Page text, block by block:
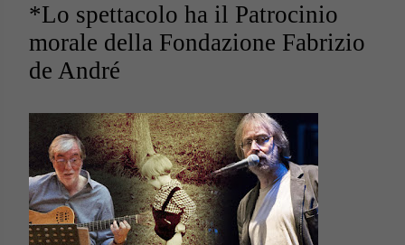
*Lo spettacolo ha il Patrocinio
morale della Fondazione Fabrizio
de André